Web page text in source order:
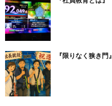
『限りなく狭き門』